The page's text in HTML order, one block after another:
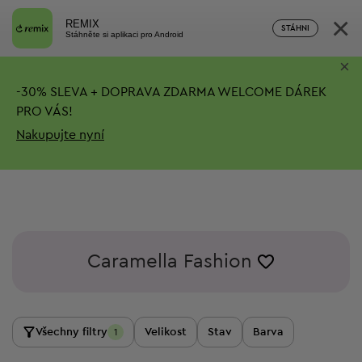
REMIX
Stáhněte si aplikaci pro Android
STÁHNI ×
-30% SLEVA + DOPRAVA ZDARMA WELCOME DÁREK
PRO VÁS!
Nakupujte nyní
×
Caramella Fashion
Všechny filtry 1 Velikost Stav Barva